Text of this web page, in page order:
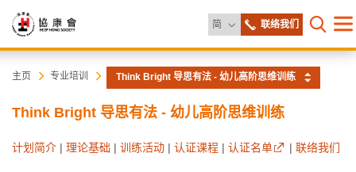
简 更改语言联络我们
打开目
协
康
会
主页 专业培训 Think Bright 导思有法 - 幼儿高阶思维训练
Think Bright 导思有法 - 幼儿高阶思维训练
计划简介 | 理论基础 | 训练活动 | 认证课程 | 认证名单 | 联络我们